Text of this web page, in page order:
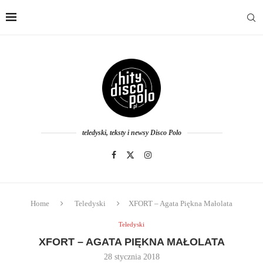
teledyski, teksty i newsy Disco Polo
Home Teledyski XFORT – Agata Piękna Małolata
Teledyski
XFORT – AGATA PIĘKNA MAŁOLATA
28 stycznia 2018